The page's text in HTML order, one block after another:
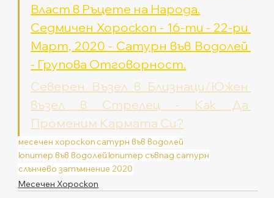
Власт в Ръцете на Народа.
Седмичен Хороскоп - 16-ти - 22-ри
Март, 2020 - Сатурн във Водолей
- Групова Отговорност.
Северен Възел в Близнаци/Южен
възел в Стрелец - Как Да
Променим Кармата Си?
месечен хороскопсатурн във водолей
юпитер във водолейюпитер съвпад сатурн
слънчево затъмнение 2020
Месечен Хороскоп